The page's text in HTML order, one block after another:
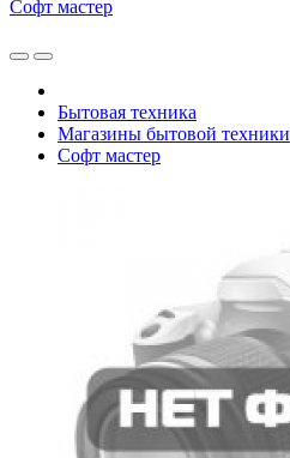
Софт мастер
Бытовая техника
Магазины бытовой техники
Софт мастер